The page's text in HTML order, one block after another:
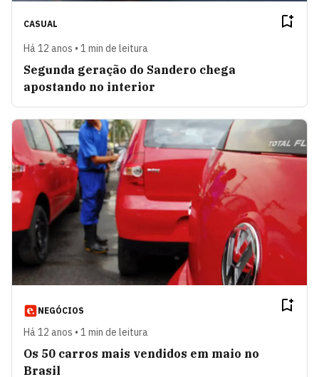
CASUAL
Há 12 anos • 1 min de leitura
Segunda geração do Sandero chega
apostando no interior
NEGÓCIOS
Há 12 anos • 1 min de leitura
Os 50 carros mais vendidos em maio no
Brasil